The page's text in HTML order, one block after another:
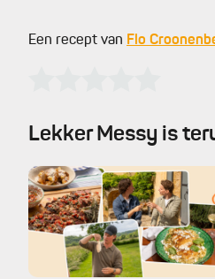
Een recept van Flo
Lekker Messy is